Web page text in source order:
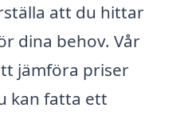
att du hittar
dina behov. Vår
jämföra priser
kan fatta ett